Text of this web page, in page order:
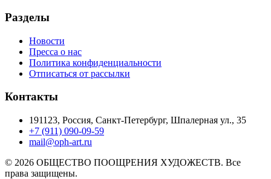
Разделы
Новости
Пресса о нас
Политика конфиденциальности
Отписаться от рассылки
Контакты
191123, Россия, Санкт-Петербург, Шпалерная ул., 35
+7 (911) 090-09-59
mail@oph-art.ru
© 2026 ОБЩЕСТВО ПООЩРЕНИЯ ХУДОЖЕСТВ. Все
права защищены.